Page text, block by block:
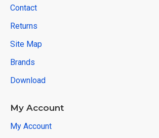
Contact
Returns
Site Map
Brands
Download
My Account
My Account